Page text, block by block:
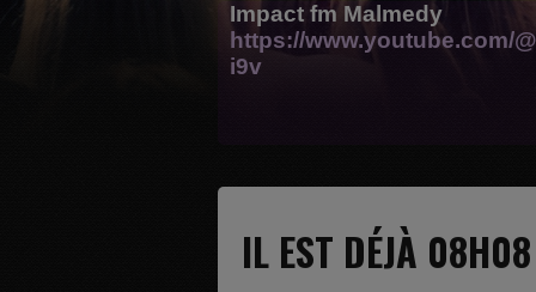
Impact fm Malmedy
https://www.youtube.com/
i9v
IL EST DÉJÀ